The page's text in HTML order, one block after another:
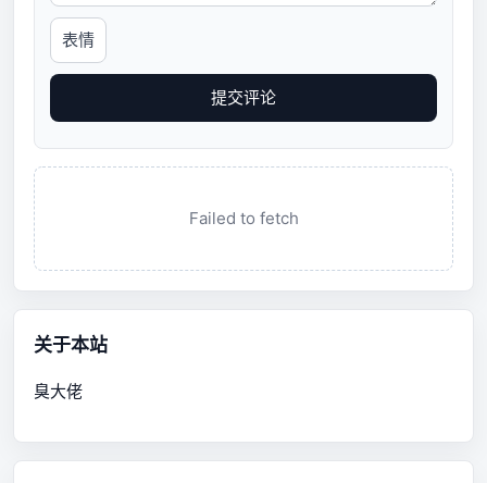
表情
提交评论
Failed to fetch
关于本站
臭大佬